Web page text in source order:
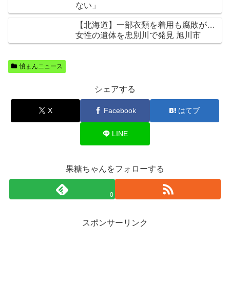
ない」
【北海道】一部衣類を着用も腐敗が…
女性の遺体を忠別川で発見 旭川市
憤まんニュース
シェアする
X Facebook はてブ
LINE
果糖ちゃんをフォローする
0
スポンサーリンク